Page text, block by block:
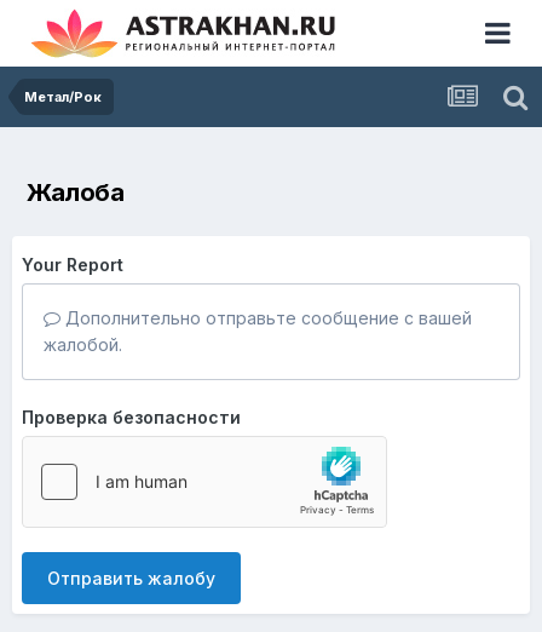
Метал/Рок
Жалоба
Your Report
Дополнительно отправьте сообщение с вашей
жалобой.
Проверка безопасности
Отправить жалобу